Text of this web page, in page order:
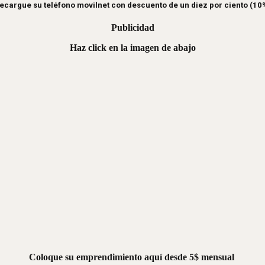
su teléfono movilnet con descuento de un diez por ciento
Publicidad
Haz click en la imagen de abajo
Coloque su emprendimiento aquí desde 5$ mensual